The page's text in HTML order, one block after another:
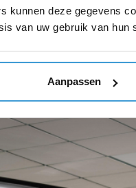
kunnen deze gegevens
van uw gebruik van hun
Aanpassen